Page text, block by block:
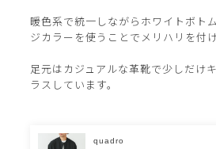
暖色系で統一しながらホワイトボト
ジカラーを使うことでメリハリを付
足元はカジュアルな革靴で少しだけ
ラスしています。
quadro